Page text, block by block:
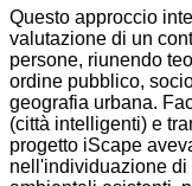
Questo approccio
valutazione di un
persone, riunendo
ordine pubblico,
geografia urbana.
(città intelligenti) e
progetto iScape
nell'individuazione